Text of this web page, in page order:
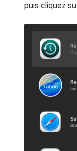
puis cliquez